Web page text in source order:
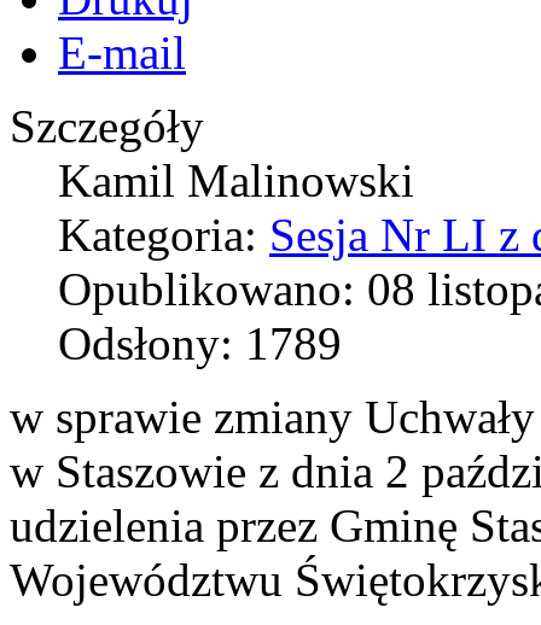
E-mail
Szczegóły
Kamil Malinowski
Kategoria: Sesja Nr LI z
Opublikowano: 08
Odsłony: 1789
w sprawie zmiany
w Staszowie z dnia 2
udzielenia przez Gminę
Województwu